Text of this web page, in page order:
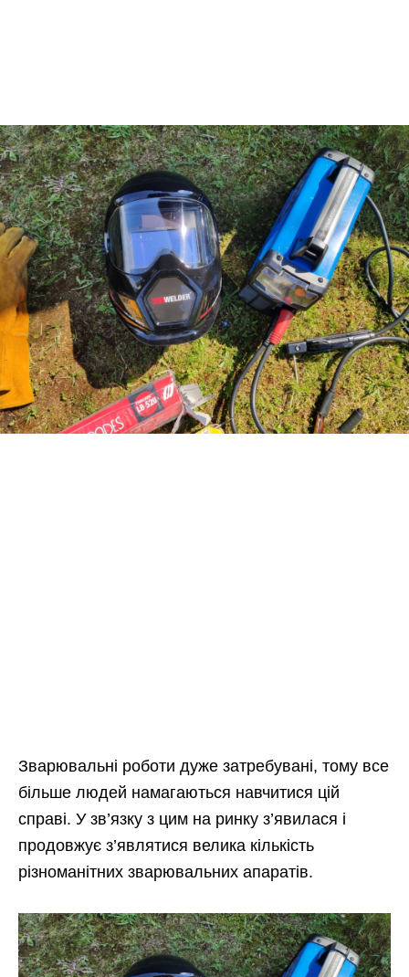
Зварювальні роботи дуже затребувані, тому все
більше людей намагаються навчитися цій
справі. У зв’язку з цим на ринку з’явилася і
продовжує з’являтися велика кількість
різноманітних зварювальних апаратів.